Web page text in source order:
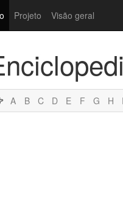
Projeto Visão geral
A B C D E F G H I